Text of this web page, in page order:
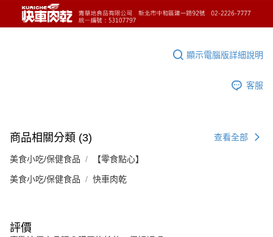
顯示電腦版詳細說明
客服
商品相關分類 (3) 查看全部
美食小吃/保健食品 【零食點心】
美食小吃/保健食品 快車肉乾
評價